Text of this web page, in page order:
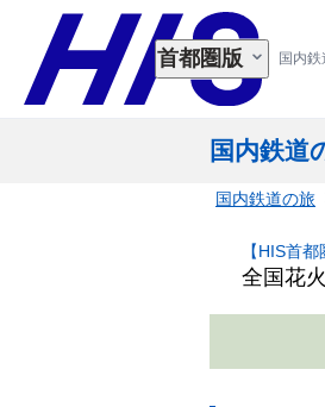
国内
首都圏版
国内鉄道
国内鉄道の旅
【HIS首
全国花